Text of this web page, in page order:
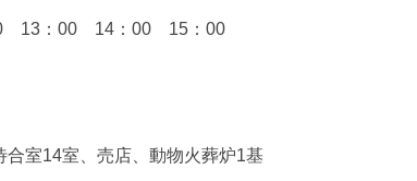
13：00 14：00 15：00
室14室、売店、動物火葬炉1基